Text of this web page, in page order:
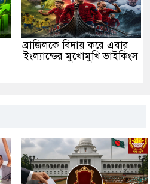
ব্রাজিলকে বিদায় করে এবার
ইংল্যান্ডের মুখোমুখি ভাইকিংস